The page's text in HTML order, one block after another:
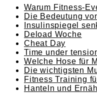
Warum Fitness-
Die Bedeutung
Insulinspiegel
Deload Woche
Cheat Day
Time under
Welche Hose für
Die wichtigsten
Fitness Training
Hanteln und